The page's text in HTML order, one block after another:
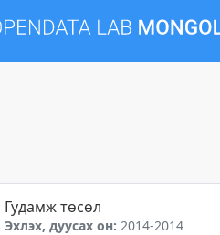
Гудамж төсөл
Эхлэх, дуусах он: 2014-2014